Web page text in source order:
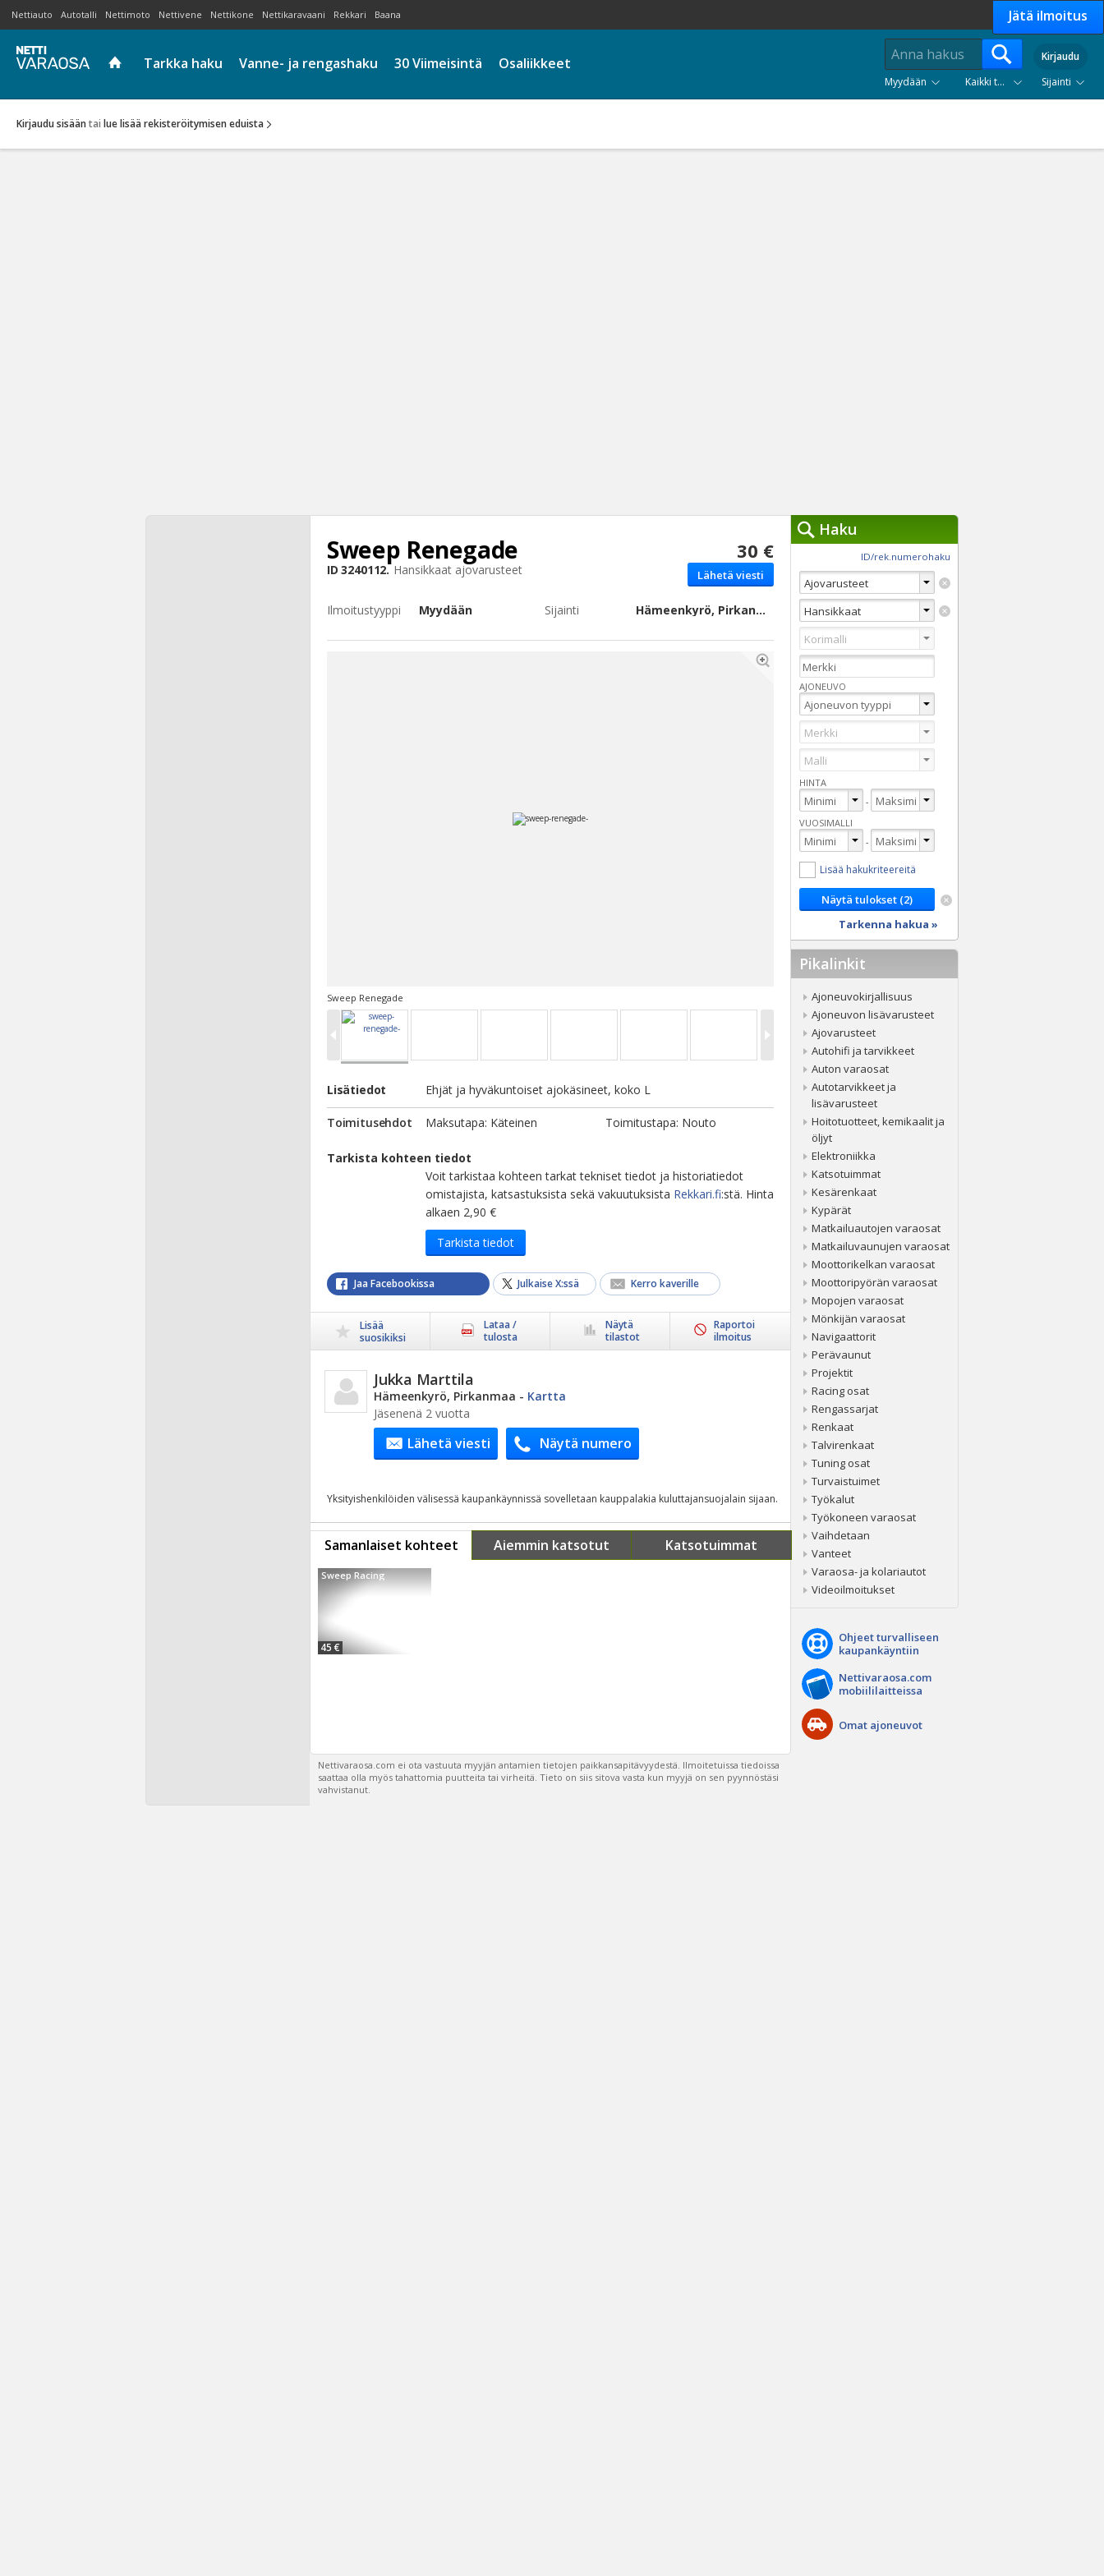
Nettiauto Autotalli Nettimoto Nettivene Nettikone Nettikaravaani Rekkari Baana Jätä ilmoitus
Tarkka haku Vanne- ja rengashaku 30 Viimeisintä Osaliikkeet
Kirjaudu
Myydään
Kaikki tuoteryhmät Sijainti
Kirjaudu sisään tai lue lisää rekisteröitymisen eduista
30 €
Lähetä viesti
Sweep Renegade
ID3240112. Hansikkaat ajovarusteet
Ilmoitustyyppi Myydään Sijainti Hämeenkyrö, Pirkanmaa
Sweep Renegade
Lisätiedot Ehjät ja hyväkuntoiset ajokäsineet, koko L
Toimitusehdot Maksutapa: Käteinen Toimitustapa: Nouto
Tarkista kohteen tiedot
Voit tarkistaa kohteen tarkat tekniset tiedot ja historiatiedot
omistajista, katsastuksista sekä vakuutuksista Rekkari.fi:stä. Hinta
alkaen 2,90 €
Tarkista tiedot
Jaa Facebookissa Julkaise X:ssä Kerro kaverille
Lisää
suosikiksi
Lataa /
tulosta
Näytä
tilastot
Raportoi
ilmoitus
Jukka Marttila
Hämeenkyrö, Pirkanmaa - Kartta
Jäsenenä 2 vuotta
Lähetä viesti Näytä numero
Yksityishenkilöiden välisessä kaupankäynnissä sovelletaan kauppalakia kuluttajansuojalain sijaan.
Samanlaiset kohteet Aiemmin katsotut Katsotuimmat
Sweep Racing
45 €
Nettivaraosa.com ei ota vastuuta myyjän antamien tietojen paikkansapitävyydestä. Ilmoitetuissa tiedoissa
saattaa olla myös tahattomia puutteita tai virheitä. Tieto on siis sitova vasta kun myyjä on sen pyynnöstäsi
vahvistanut.
Haku
Hakutyökalut »
Tyhjennä haut
ID/rek.numerohaku
AJONEUVO
HINTA
-
VUOSIMALLI
-
Lisää hakukriteereitä
Tarkenna hakua »
Pikalinkit
Ajoneuvokirjallisuus
Ajoneuvon lisävarusteet
Ajovarusteet
Autohifi ja tarvikkeet
Auton varaosat
Autotarvikkeet ja
lisävarusteet
Hoitotuotteet, kemikaalit ja
öljyt
Elektroniikka
Katsotuimmat
Kesärenkaat
Kypärät
Matkailuautojen varaosat
Matkailuvaunujen varaosat
Moottorikelkan varaosat
Moottoripyörän varaosat
Mopojen varaosat
Mönkijän varaosat
Navigaattorit
Perävaunut
Projektit
Racing osat
Rengassarjat
Renkaat
Talvirenkaat
Tuning osat
Turvaistuimet
Työkalut
Työkoneen varaosat
Vaihdetaan
Vanteet
Varaosa- ja kolariautot
Videoilmoitukset
Ohjeet turvalliseen
kaupankäyntiin
Nettivaraosa.com
mobiililaitteissa
Omat ajoneuvot